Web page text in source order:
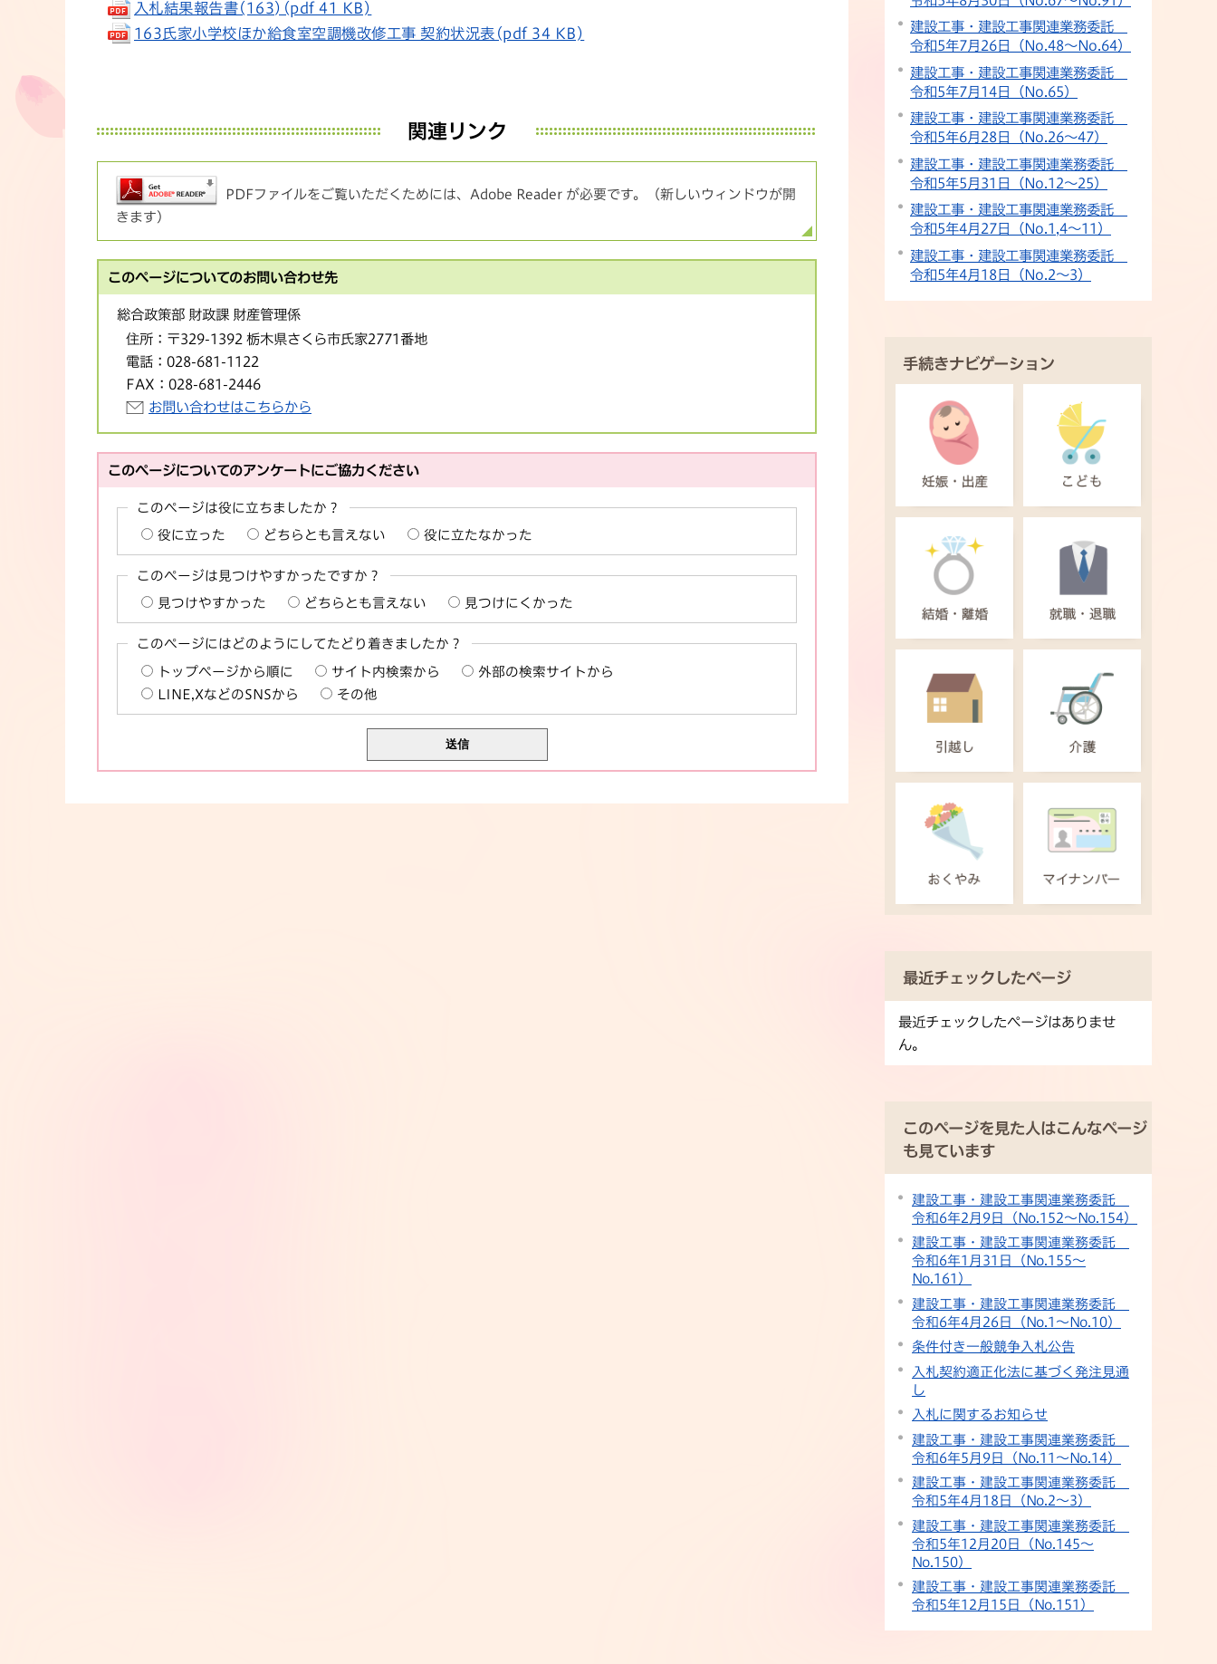
入札結果報告書(163)(pdf 41 KB)
163氏家小学校ほか給食室空調機改修工事 契約状況表(pdf 34 KB)
関連リンク
PDFファイルをご覧いただくためには、Adobe Reader が必要です。（新しいウィンドウが開
きます）
このページについてのお問い合わせ先
総合政策部 財政課 財産管理係
住所： 〒329-1392 栃木県さくら市氏家2771番地
電話： 028-681-1122
FAX： 028-681-2446
お問い合わせはこちらから
このページについてのアンケートにご協力ください
このページは役に立ちましたか？
役に立った どちらとも言えない 役に立たなかった
このページは見つけやすかったですか？
見つけやすかった どちらとも言えない 見つけにくかった
このページにはどのようにしてたどり着きましたか？
トップページから順に サイト内検索から
外部の検索サイトから
LINE,XなどのSNSから
その他
建設工事・建設工事関連業務委託
令和5年7月26日（No.48〜No.64）
建設工事・建設工事関連業務委託
令和5年7月14日（No.65）
建設工事・建設工事関連業務委託
令和5年6月28日（No.26〜47）
建設工事・建設工事関連業務委託
令和5年5月31日（No.12〜25）
建設工事・建設工事関連業務委託
令和5年4月27日（No.1,4〜11）
建設工事・建設工事関連業務委託
令和5年4月18日（No.2〜3）
手続きナビゲーション
最近チェックしたページ
最近チェックしたページはありませ
ん。
このページを見た人はこんなページ
も見ています
建設工事・建設工事関連業務委託
令和6年2月9日（No.152〜No.154）
建設工事・建設工事関連業務委託
令和6年1月31日（No.155〜
No.161）
建設工事・建設工事関連業務委託
令和6年4月26日（No.1〜No.10）
条件付き一般競争入札公告
入札契約適正化法に基づく発注見通
し
入札に関するお知らせ
建設工事・建設工事関連業務委託
令和6年5月9日（No.11〜No.14）
建設工事・建設工事関連業務委託
令和5年4月18日（No.2〜3）
建設工事・建設工事関連業務委託
令和5年12月20日（No.145〜
No.150）
建設工事・建設工事関連業務委託
令和5年12月15日（No.151）